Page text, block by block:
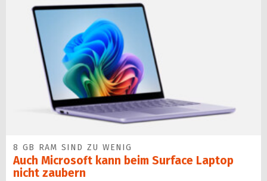
8 GB RAM SIND ZU WENIG
Auch Microsoft kann beim Surface Laptop
nicht zaubern